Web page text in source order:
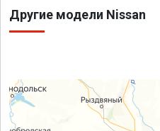
Другие модели Nissan